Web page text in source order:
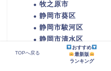
牧之原市
静岡市葵区
静岡市駿河区
静岡市清水区
TOPへ戻る
おすすめ
最新版
ランキング